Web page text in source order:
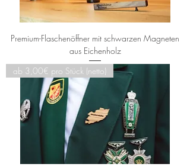
Premium-Flaschenöffner mit schwarzen Magneten
aus Eichenholz
ab 3,00€ pro Stück (netto)